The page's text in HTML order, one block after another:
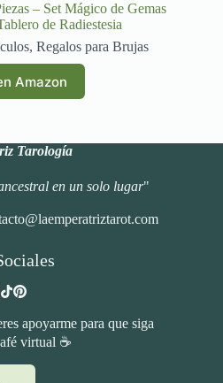
– Set Mágico de Gemas
de Radiestesia
,Regalos para Brujas
Amazon
Tarología
en un solo lugar"
apoyarme para que siga
virtual ☕